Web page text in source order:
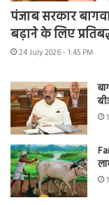
पंजाब सरकार
बढ़ाने के लिए
24 July 2026 - 1:45 PM